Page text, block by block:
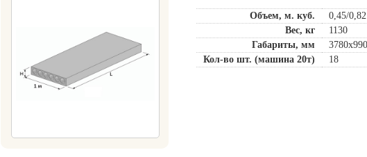
Объем, м. куб.
0,45/0,82
Вес, кг
1130
Габариты, мм
Кол-во шт. (машина 20т)
18